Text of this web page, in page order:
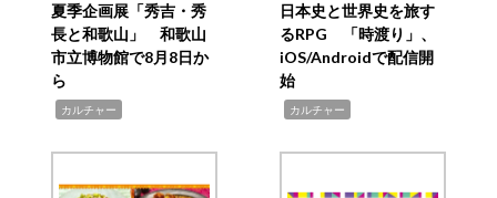
夏季企画展「秀吉・秀
長と和歌山」 和歌山
市立博物館で8月8日か
ら
カルチャー
日本史と世界史を旅す
るRPG 「時渡り」、
iOS/Androidで配信開
始
カルチャー